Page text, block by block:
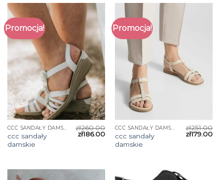
Promocja!
ccc sandały
damskie
zł260.00
zł186.00
Promocja!
ccc sandały
damskie
zł251.00
zł179.00